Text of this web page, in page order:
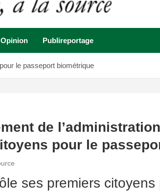
Publireportage
le passeport biométrique
de
pour le
ses premiers